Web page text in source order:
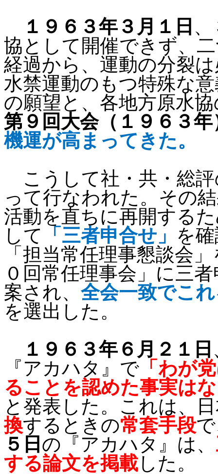
１９６３年３月１日 、
協として開催できず、
経過から、運動の分裂
水禁運動のもつ特殊な
の願望と、各地方原水
第９回大会（１９６３年
機運が高まってきた。
こうして社・共・総
って行なわれた。その
活動を直ちに再開する
して
「三者申合せ」 を
「担当常任理事懇談会
０回常任理事会」に三
案され、 全会一致でこ
を選出した。
１９６３年６月２１日
『アカハタ』で 「わが
ることを認めた事実は
と発表した。これは、
換するときの常套手段
５日 の『アカハタ』は、
する論文を掲載した。